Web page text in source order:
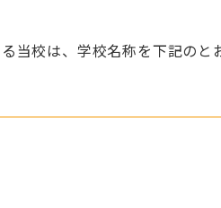
当校は、学校名称を下記のと